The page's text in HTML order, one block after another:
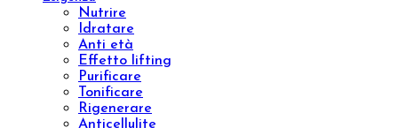
Trattamenti
Brossage H2O
Lissaggio
Sculpture Wrap
Wrap Dren Massage
Velashape
Carbossiterapia
Epilazione laser ad Alessandrite